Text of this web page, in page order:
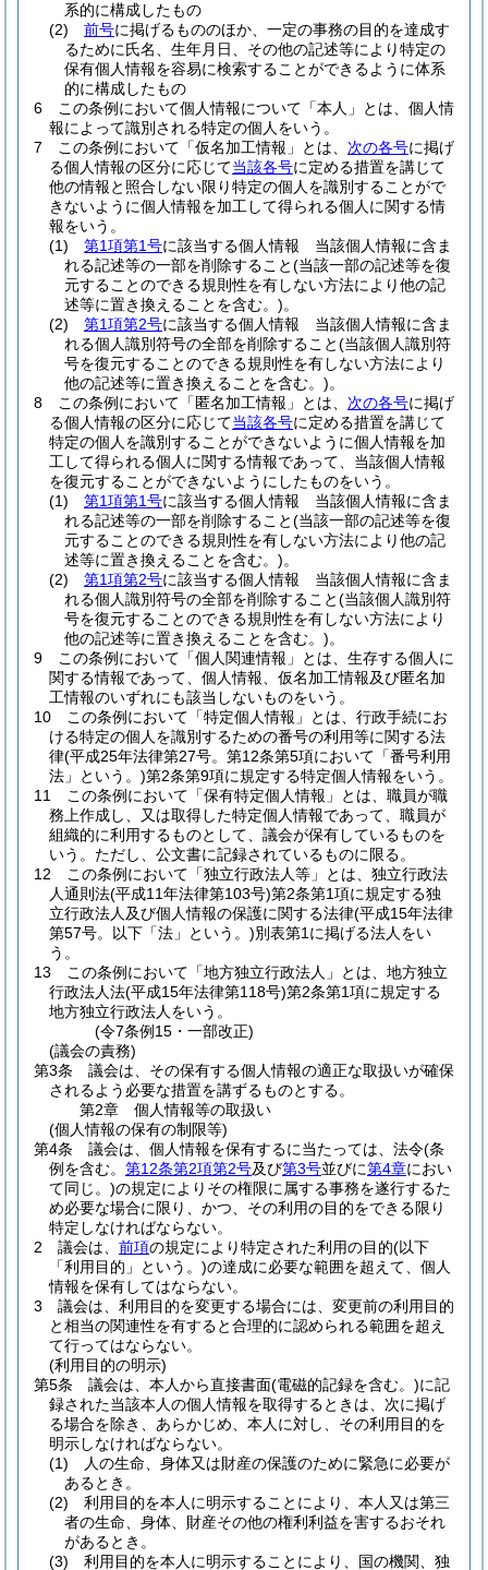
系的に構成したもの
(2)
前号に掲げるもののほか、一定の事務の目的を達成す
るために氏名、生年月日、その他の記述等により特定の
保有個人情報を容易に検索することができるように体系
的に構成したもの
6
この条例において個人情報について「本人」とは、個人情
報によって識別される特定の個人をいう。
7
この条例において「仮名加工情報」とは、 次の各号に掲げ
る個人情報の区分に応じて当該各号に定める措置を講じて
他の情報と照合しない限り特定の個人を識別することがで
きないように個人情報を加工して得られる個人に関する情
報をいう。
(1)
第1項第1号に該当する個人情報 当該個人情報に含ま
れる記述等の一部を削除すること(当該一部の記述等を復
元することのできる規則性を有しない方法により他の記
述等に置き換えることを含む。)。
(2)
第1項第2号に該当する個人情報 当該個人情報に含ま
れる個人識別符号の全部を削除すること(当該個人識別符
号を復元することのできる規則性を有しない方法により
他の記述等に置き換えることを含む。)。
8
この条例において「匿名加工情報」とは、 次の各号に掲げ
る個人情報の区分に応じて当該各号に定める措置を講じて
特定の個人を識別することができないように個人情報を加
工して得られる個人に関する情報であって、当該個人情報
を復元することができないようにしたものをいう。
(1)
第1項第1号に該当する個人情報 当該個人情報に含ま
れる記述等の一部を削除すること(当該一部の記述等を復
元することのできる規則性を有しない方法により他の記
述等に置き換えることを含む。)。
(2)
第1項第2号に該当する個人情報 当該個人情報に含ま
れる個人識別符号の全部を削除すること(当該個人識別符
号を復元することのできる規則性を有しない方法により
他の記述等に置き換えることを含む。)。
9
この条例において「個人関連情報」とは、生存する個人に
関する情報であって、個人情報、仮名加工情報及び匿名加
工情報のいずれにも該当しないものをいう。
10
この条例において「特定個人情報」とは、行政手続にお
ける特定の個人を識別するための番号の利用等に関する法
律(平成25年法律第27号。第12条第5項において「番号利用
法」という。)第2条第9項に規定する特定個人情報をいう。
11
この条例において「保有特定個人情報」とは、職員が職
務上作成し、又は取得した特定個人情報であって、職員が
組織的に利用するものとして、議会が保有しているものを
いう。 ただし、公文書に記録されているものに限る。
12
この条例において「独立行政法人等」とは、独立行政法
人通則法(平成11年法律第103号)第2条第1項に規定する独
立行政法人及び個人情報の保護に関する法律(平成15年法律
第57号。以下「法」という。)別表第1に掲げる法人をい
う。
13
この条例において「地方独立行政法人」とは、地方独立
行政法人法(平成15年法律第118号)第2条第1項に規定する
地方独立行政法人をいう。
(令7条例15・一部改正)
(議会の責務)
第3条
議会は、その保有する個人情報の適正な取扱いが確保
されるよう必要な措置を講ずるものとする。
第2章
個人情報等の取扱い
(個人情報の保有の制限等)
第4条
議会は、個人情報を保有するに当たっては、法令(条
例を含む。 第12条第2項第2号及び第3号並びに第4章におい
て同じ。)の規定によりその権限に属する事務を遂行するた
め必要な場合に限り、かつ、その利用の目的をできる限り
特定しなければならない。
2
議会は、 前項の規定により特定された利用の目的(以下
「利用目的」という。)の達成に必要な範囲を超えて、個人
情報を保有してはならない。
3
議会は、利用目的を変更する場合には、変更前の利用目的
と相当の関連性を有すると合理的に認められる範囲を超え
て行ってはならない。
(利用目的の明示)
第5条
議会は、本人から直接書面(電磁的記録を含む。)に記
録された当該本人の個人情報を取得するときは、次に掲げ
る場合を除き、あらかじめ、本人に対し、その利用目的を
明示しなければならない。
(1)
人の生命、身体又は財産の保護のために緊急に必要が
あるとき。
(2)
利用目的を本人に明示することにより、本人又は第三
者の生命、身体、財産その他の権利利益を害するおそれ
があるとき。
(3)
利用目的を本人に明示することにより、国の機関、独